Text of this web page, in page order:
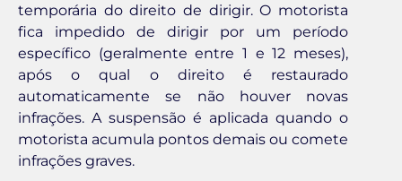
temporária do direito de dirigir. O motorista
fica impedido de dirigir por um período
específico (geralmente entre 1 e 12 meses),
após o qual o direito é restaurado
automaticamente se não houver novas
infrações. A suspensão é aplicada quando o
motorista acumula pontos demais ou comete
infrações graves.